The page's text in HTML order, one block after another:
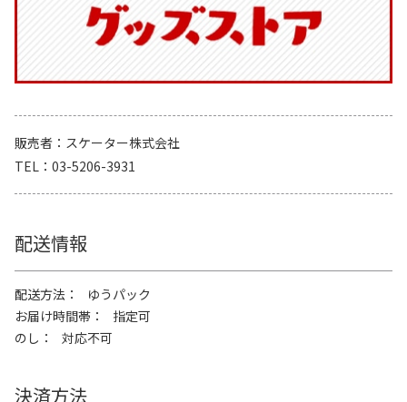
販売者
スケーター株式会社
TEL
03-5206-3931
配送情報
配送方法
ゆうパック
お届け時間帯
指定可
のし
対応不可
決済方法